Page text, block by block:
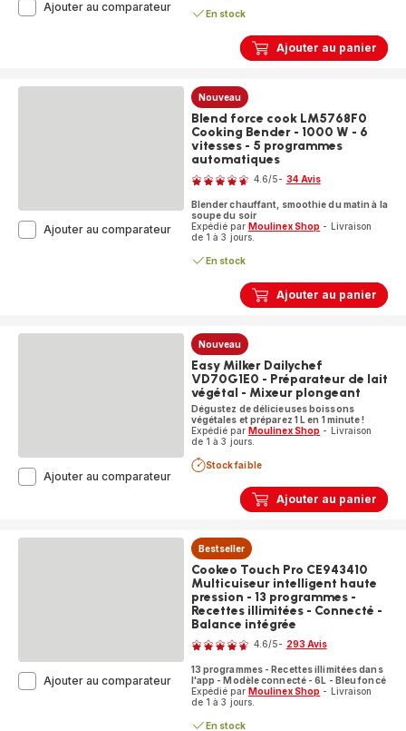
Ajouter au panier
En stock
Ajouter au comparateurDolci
MJ602AF0
10 programmes
Nettoyage
automatique
Ajouter au panier
Nouveau
Blend force cook LM5768F0
Cooking Bender - 1000 W - 6
vitesses - 5 programmes
automatiques
Note
4.6/5- 34 Avis
Blender chauffant, smoothie du matin à la
soupe du soir
Expédié par Moulinex Shop - Livraison
de 1 à 3 jours.
En stock
Ajouter au comparateurBlend
force
cook
1000
vitesses
programmes
automatiques
Ajouter au panier
Nouveau
Easy Milker Dailychef
VD70G1E0 - Préparateur de lait
végétal - Mixeur plongeant
Dégustez de délicieuses boissons
végétales et préparez 1 L en 1 minute !
Expédié par Moulinex Shop - Livraison
de 1 à 3 jours.
Stock faible
Ajouter au comparateurEasy
Préparateur
végétal
Mixeur
Bestseller
Cookeo Touch Pro CE943410
Multicuiseur intelligent haute
pression - 13 programmes -
Recettes illimitées - Connecté -
Balance intégrée
Note
4.6/5- 293 Avis
13 programmes - Recettes illimitées dans
l'app - Modèle connecté - 6L - Bleu foncé
Expédié par Moulinex Shop - Livraison
de 1 à 3 jours.
En stock
Ajouter au comparateurCookeo
Touch
CE943410